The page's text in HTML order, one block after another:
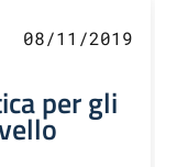
08/11/2019
per gli